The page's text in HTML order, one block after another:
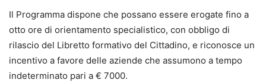
Il Programma dispone che possano essere erogate fino a
otto ore di orientamento specialistico, con obbligo di
rilascio del Libretto formativo del Cittadino, e riconosce un
incentivo a favore delle aziende che assumono a tempo
indeterminato pari a € 7000.